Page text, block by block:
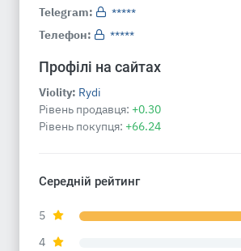
Telegram:
*****
Телефон:
*****
Профілі на сайтах
Violity: Rydi
Рівень продавця: +0.30
Рівень покупця: +66.24
Середній рейтинг
5
4